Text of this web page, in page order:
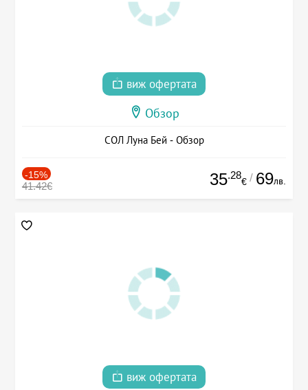
виж офертата
Обзор
СОЛ Луна Бей - Обзор
-15%
41.42€ 35.28
€ / 69лв.
виж офертата